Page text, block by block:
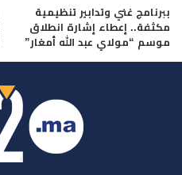
ببرنامج غني وتدابير تنظيمية
مكثفة.. إعطاء إشارة انطلاق
موسم “مولاي عبد الله أمغار”